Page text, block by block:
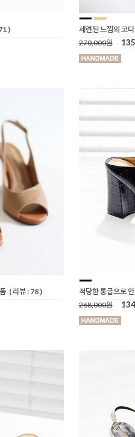
)
세련된 느낌의 코
270,000원
( 리뷰 : 78 )
적당한 통굽으로
268,000원